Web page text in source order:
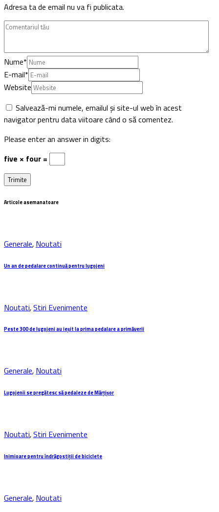
Adresa ta de email nu va fi publicata.
Nume*
E-mail*
Website
Salvează-mi numele, emailul și site-ul web în acest
navigator pentru data viitoare când o să comentez.
Please enter an answer in digits:
five × four =
Articole asemanatoare
Generale, Noutati
Un an de pedalare continuă pentru lugojeni
Noutati,Stiri Evenimente
Peste 300 de lugojeni au ieşit la prima pedalare a primăverii
Generale, Noutati
Lugojenii se pregătesc să pedaleze de Mărțișor
Noutati,Stiri Evenimente
Inimioare pentru îndrăgostiţii de biciclete
Generale, Noutati